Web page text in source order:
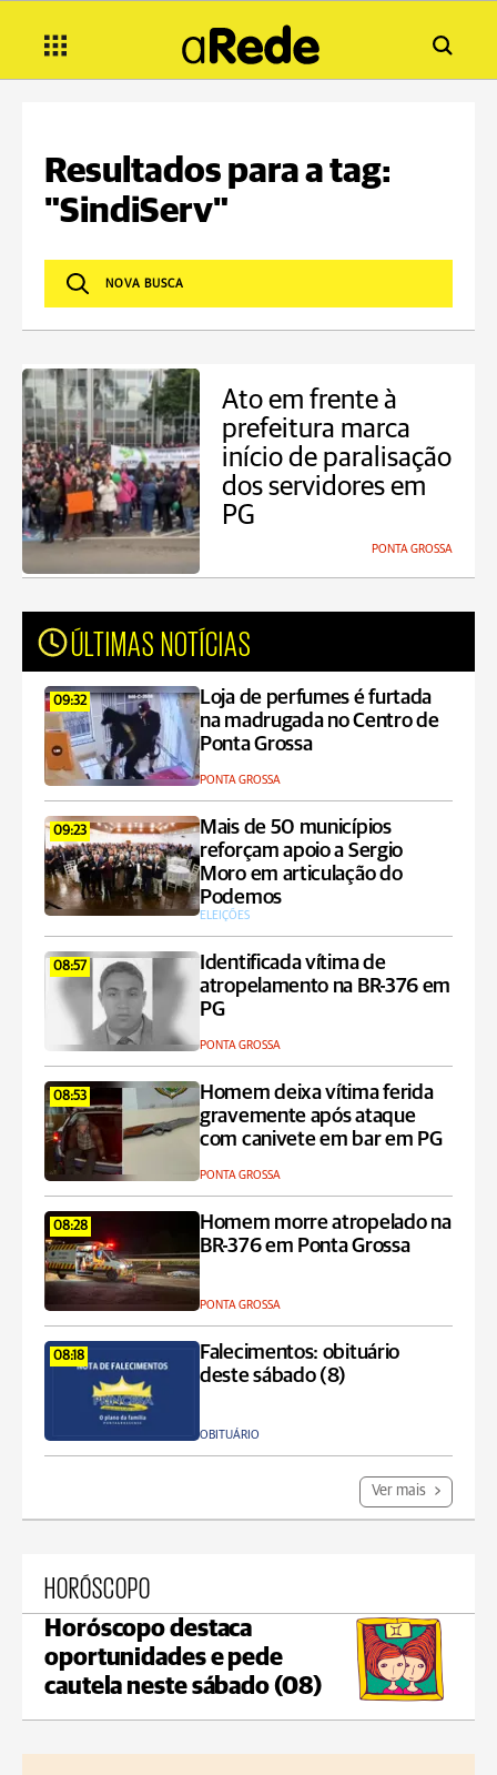
Resultados para a tag:
"SindiServ"
Ato em frente à
prefeitura marca
início de paralisação
dos servidores em
PG
PONTA GROSSA
ÚLTIMAS NOTÍCIAS
09:32
Loja de perfumes é furtada
na madrugada no Centro de
Ponta Grossa
PONTA GROSSA
09:23
Mais de 50 municípios
reforçam apoio a Sergio
Moro em articulação do
Podemos
ELEIÇÕES
08:57
Identificada vítima de
atropelamento na BR-376 em
PG
PONTA GROSSA
08:53
Homem deixa vítima ferida
gravemente após ataque
com canivete em bar em PG
PONTA GROSSA
08:28
Homem morre atropelado na
BR-376 em Ponta Grossa
PONTA GROSSA
08:18
Falecimentos: obituário
deste sábado (8)
OBITUÁRIO
Ver mais
HORÓSCOPO
Horóscopo destaca
oportunidades e pede
cautela neste sábado (08)